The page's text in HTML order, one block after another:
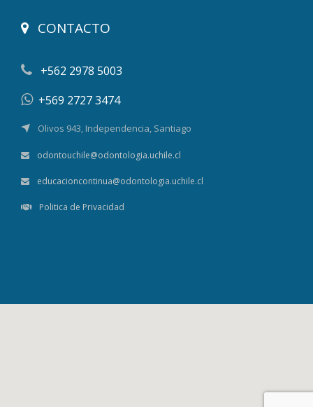
CONTACTO
+562 2978 5003
+569 2727 3474
Olivos 943, Independencia, Santiago
odontouchile@odontologia.uchile.cl
educacioncontinua@odontologia.uchile.cl
Politica de Privacidad